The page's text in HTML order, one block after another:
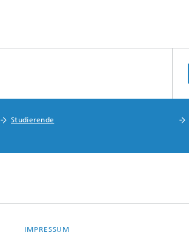
Studierende
IMPRESSUM